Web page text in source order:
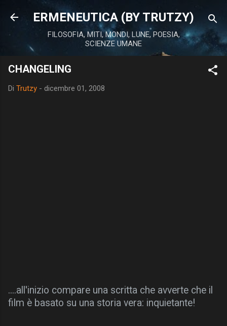
Passa ai contenuti principali
ERMENEUTICA (BY TRUTZY)
FILOSOFIA, MITI, MONDI, LUNE, POESIA,
SCIENZE UMANE
CHANGELING
Di Trutzy - dicembre 01, 2008
....all'inizio compare una scritta che avverte che il
film è basato su una storia vera: inquietante!